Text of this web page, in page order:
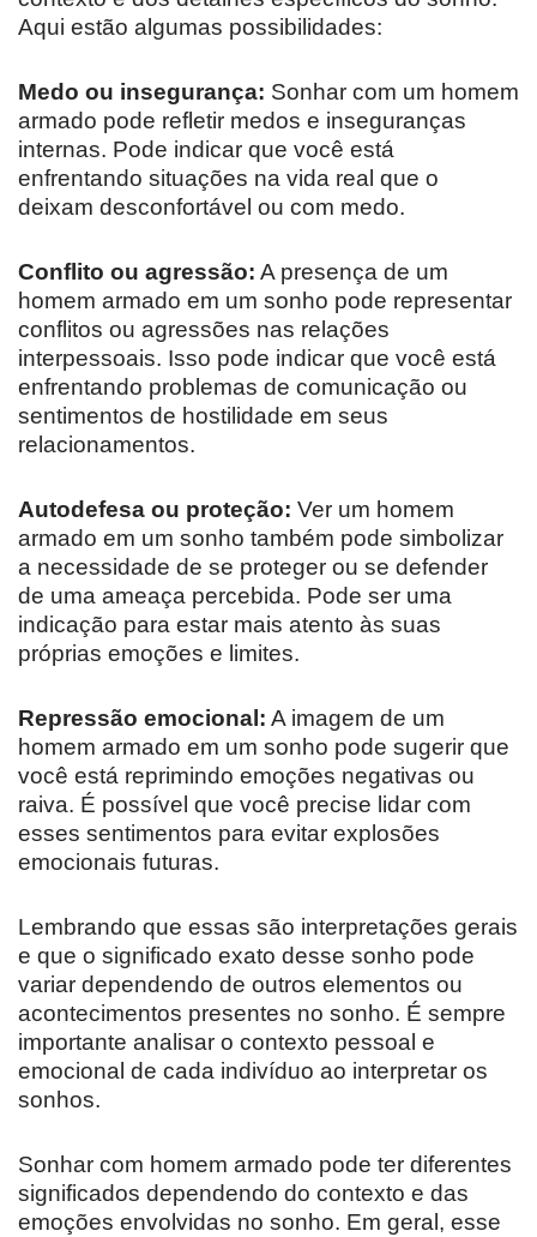
Aqui estão algumas possibilidades:
Medo ou insegurança: Sonhar com um homem
armado pode refletir medos e inseguranças
internas. Pode indicar que você está
enfrentando situações na vida real que o
deixam desconfortável ou com medo.
Conflito ou agressão: A presença de um
homem armado em um sonho pode representar
conflitos ou agressões nas relações
interpessoais. Isso pode indicar que você está
enfrentando problemas de comunicação ou
sentimentos de hostilidade em seus
relacionamentos.
Autodefesa ou proteção: Ver um homem
armado em um sonho também pode simbolizar
a necessidade de se proteger ou se defender
de uma ameaça percebida. Pode ser uma
indicação para estar mais atento às suas
próprias emoções e limites.
Repressão emocional: A imagem de um
homem armado em um sonho pode sugerir que
você está reprimindo emoções negativas ou
raiva. É possível que você precise lidar com
esses sentimentos para evitar explosões
emocionais futuras.
Lembrando que essas são interpretações gerais
e que o significado exato desse sonho pode
variar dependendo de outros elementos ou
acontecimentos presentes no sonho. É sempre
importante analisar o contexto pessoal e
emocional de cada indivíduo ao interpretar os
sonhos.
Sonhar com homem armado pode ter diferentes
significados dependendo do contexto e das
emoções envolvidas no sonho. Em geral, esse